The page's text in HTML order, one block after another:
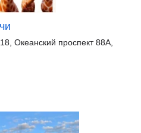
Океанский проспект 88А,